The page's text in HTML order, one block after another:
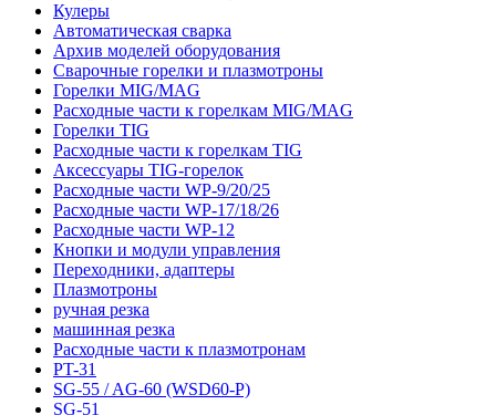
Кулеры
Автоматическая сварка
Архив моделей оборудования
Сварочные горелки и плазмотроны
Горелки MIG/MAG
Расходные части к горелкам MIG/MAG
Горелки TIG
Расходные части к горелкам TIG
Аксессуары TIG-горелок
Расходные части WP-9/20/25
Расходные части WP-17/18/26
Расходные части WP-12
Кнопки и модули управления
Переходники, адаптеры
Плазмотроны
ручная резка
машинная резка
Расходные части к плазмотронам
PT-31
SG-55 / AG-60 (WSD60-P)
SG-51